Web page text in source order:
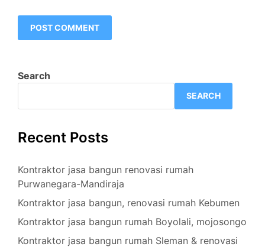
Search
SEARCH
Recent Posts
Kontraktor jasa bangun renovasi rumah
Purwanegara-Mandiraja
Kontraktor jasa bangun, renovasi rumah Kebumen
Kontraktor jasa bangun rumah Boyolali, mojosongo
Kontraktor jasa bangun rumah Sleman & renovasi